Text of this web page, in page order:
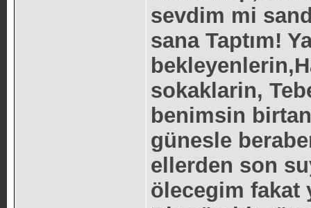
sevdim mi
sana Taptım!
sokaklarin,
benimsin
günesle
ellerden son
ölecegim fakat